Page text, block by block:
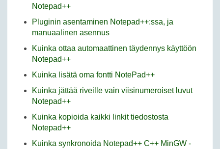
Notepad++
Pluginin asentaminen Notepad++:ssa, ja
manuaalinen asennus
Kuinka ottaa automaattinen täydennys käyttöön
Notepad++
Kuinka lisätä oma fontti NotePad++
Kuinka jättää riveille vain viisinumeroiset luvut
Notepad++
Kuinka kopioida kaikki linkit tiedostosta
Notepad++
Kuinka synkronoida Notepad++ C++ MinGW -